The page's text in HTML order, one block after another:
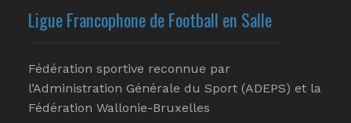
Ligue Francophone de Football en Salle
Fédération sportive reconnue par
l’Administration Générale du Sport (ADEPS) et la
Fédération Wallonie-Bruxelles